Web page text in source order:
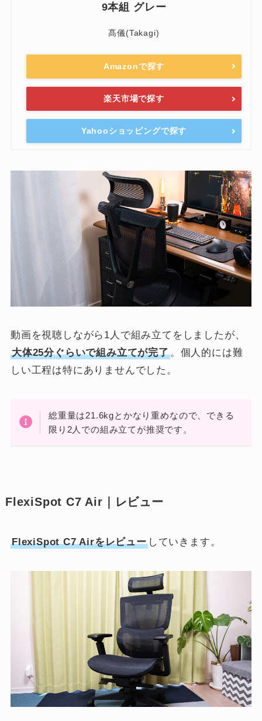
9本組 グレー
髙儀(Takagi)
Amazonで探す
楽天市場で探す
Yahooショッピングで探す
動画を視聴しながら1人で組み立てをしましたが、
大体25分ぐらいで組み立てが完了。個人的には難
しい工程は特にありませんでした。
総重量は21.6kgとかなり重めなので、できる
限り2人での組み立てが推奨です。
FlexiSpot C7 Air｜レビュー
FlexiSpot C7 Airをレビューしていきます。